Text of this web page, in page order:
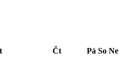
Čt Pá So Ne